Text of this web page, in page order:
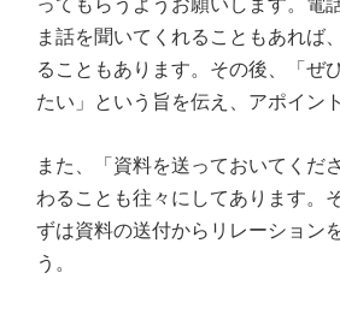
ってもらうようお願いします。電
ま話を聞いてくれることもあれば
ることもあります。その後、「ぜ
たい」という旨を伝え、アポイン
また、「資料を送っておいてくだ
わることも往々にしてあります。
ずは資料の送付からリレーション
う。